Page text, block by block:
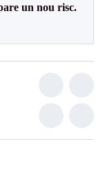
un nou risc.